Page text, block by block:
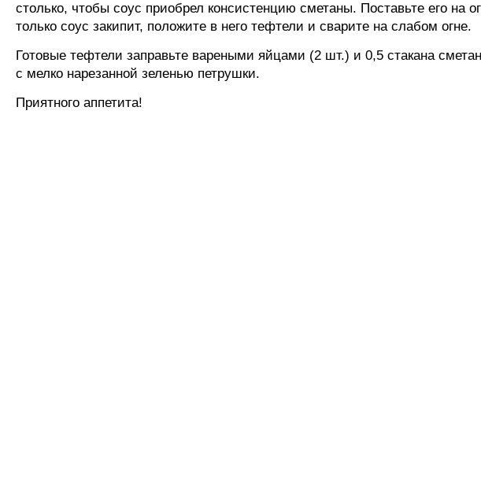
столько, чтобы соус приобрел консистенцию сметаны. Поставьте его на
только соус закипит, положите в него тефтели и сварите на слабом огне.
Готовые тефтели заправьте вареными яйцами (2 шт.) и 0,5 стакана
с мелко нарезанной зеленью петрушки.
Приятного аппетита!